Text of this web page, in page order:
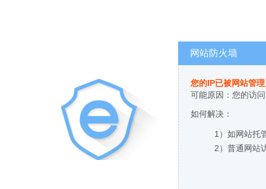
网站防火墙
您的IP已被网站管
可能原因：您的访
如何解决：
1）如网站托
2）普通网站